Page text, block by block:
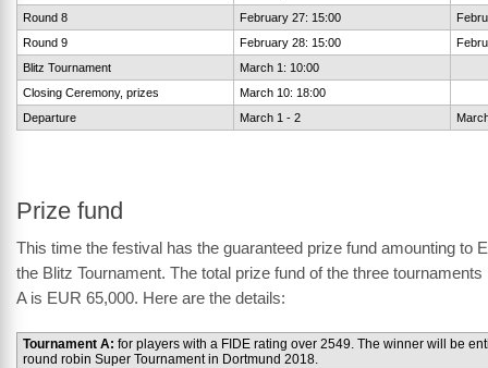
Round 8
February 27: 15:00
Round 9
February 28: 15:00
Blitz Tournament
March 1: 10:00
Closing Ceremony, prizes
March 10: 18:00
Departure
March 1 - 2
Prize fund
This time the festival has the guaranteed prize fund amounting to
the Blitz Tournament. The total prize fund of the three
A is EUR 65,000. Here are the details:
Tournament A: for players with a FIDE rating over 2549. The winner will be
round robin Super Tournament in Dortmund 2018.